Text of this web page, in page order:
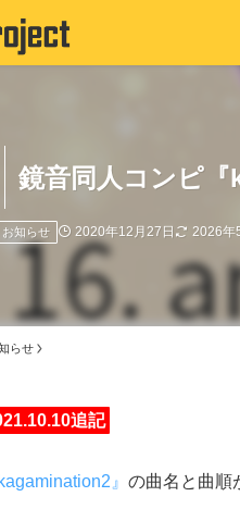
鏡音同人コンピ
お知らせ 2020年12月27日 2026年
らせ
追記
kagamination2』 の曲名と曲順